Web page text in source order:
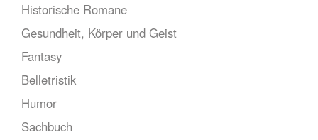
Historische Romane
Gesundheit, Körper und Geist
Fantasy
Belletristik
Humor
Sachbuch